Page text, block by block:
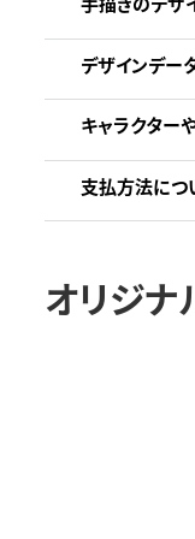
デザインデー
キャラクター
支払方法につ
オリジナ